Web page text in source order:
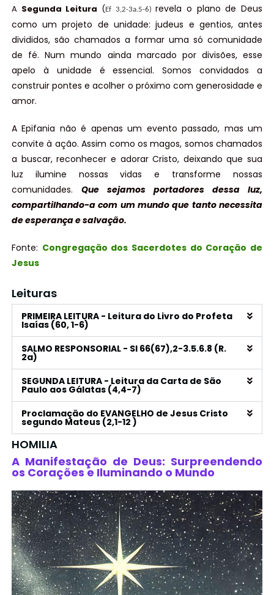
A Segunda Leitura ( Ef 3,2-3a.5-6) revela o plano de Deus
como um projeto de unidade: judeus e gentios, antes
divididos, são chamados a formar uma só comunidade
de fé. Num mundo ainda marcado por divisões, esse
apelo à unidade é essencial. Somos convidados a
construir pontes e acolher o próximo com generosidade e
amor.
A Epifania não é apenas um evento passado, mas um
convite à ação. Assim como os magos, somos chamados
a buscar, reconhecer e adorar Cristo, deixando que sua
luz ilumine nossas vidas e transforme nossas
comunidades. Que sejamos portadores dessa luz,
compartilhando-a com um mundo que tanto necessita
de esperança e salvação.
Fonte: Congregação dos Sacerdotes do Coração de
Jesus
Leituras
PRIMEIRA LEITURA - Leitura do Livro do Profeta
Isaías (60, 1-6)
SALMO RESPONSORIAL - Sl 66(67),2-3.5.6.8 (R.
2a)
SEGUNDA LEITURA - Leitura da Carta de São
Paulo aos Gálatas (4,4-7)
Proclamação do EVANGELHO de Jesus Cristo
segundo Mateus (2,1-12 )
HOMILIA
A Manifestação de Deus: Surpreendendo
os Corações e Iluminando o Mundo